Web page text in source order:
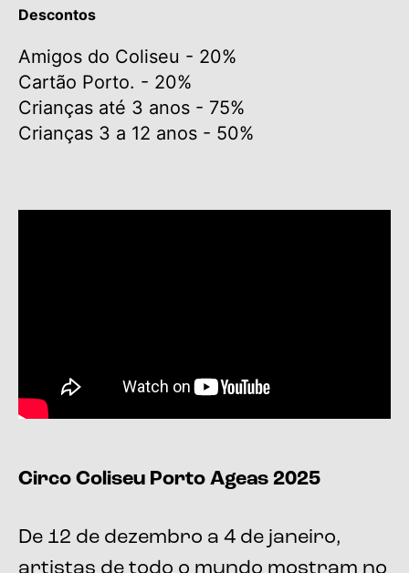
Descontos
Amigos do Coliseu - 20%
Cartão Porto. - 20%
Crianças até 3 anos - 75%
Crianças 3 a 12 anos - 50%
Circo Coliseu Porto Ageas 2025
De 12 de dezembro a 4 de janeiro,